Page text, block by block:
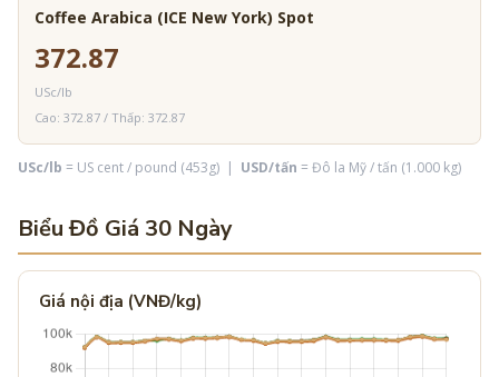
Coffee Arabica (ICE New York) Spot
372.87
USc/lb
Cao: 372.87 / Thấp: 372.87
USc/lb = US cent / pound (453g) | USD/tấn = Đô la Mỹ / tấn (1.000 kg)
Biểu Đồ Giá 30 Ngày
Giá nội địa (VNĐ/kg)